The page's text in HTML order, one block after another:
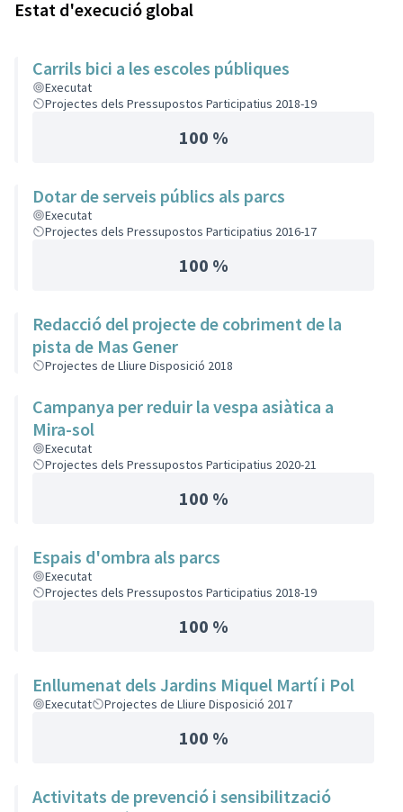
Estat d'execució global
Carrils bici a les escoles públiques
Executat
Projectes dels Pressupostos Participatius 2018-19
100 %
Dotar de serveis públics als parcs
Executat
Projectes dels Pressupostos Participatius 2016-17
100 %
Redacció del projecte de cobriment de la
pista de Mas Gener
Projectes de Lliure Disposició 2018
Campanya per reduir la vespa asiàtica a
Mira-sol
Executat
Projectes dels Pressupostos Participatius 2020-21
100 %
Espais d'ombra als parcs
Executat
Projectes dels Pressupostos Participatius 2018-19
100 %
Enllumenat dels Jardins Miquel Martí i Pol
Executat Projectes de Lliure Disposició 2017
100 %
Activitats de prevenció i sensibilització